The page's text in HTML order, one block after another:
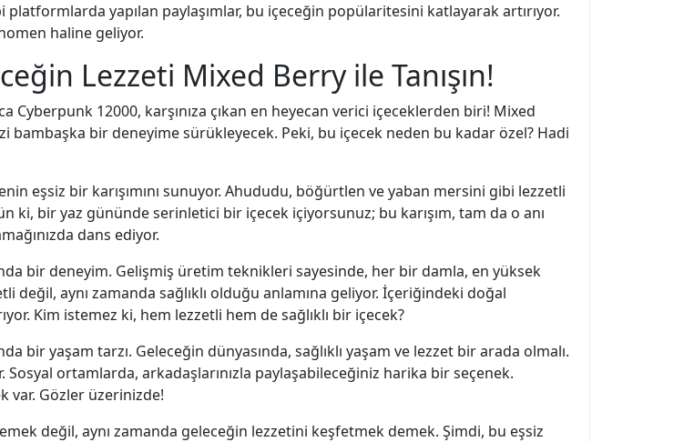
yapılan paylaşımlar, bu içeceğin popülaritesini katlayarak artırıyor.
haline geliyor.
Lezzeti Mixed Berry ile Tanışın!
Cyberpunk 12000, karşınıza çıkan en heyecan verici içeceklerden biri! Mixed
bambaşka bir deneyime sürükleyecek. Peki, bu içecek neden bu kadar özel? Hadi
eşsiz bir karışımını sunuyor. Ahududu, böğürtlen ve yaban mersini gibi lezzetli
bir yaz gününde serinletici bir içecek içiyorsunuz; bu karışım, tam da o anı
dans ediyor.
bir deneyim. Gelişmiş üretim teknikleri sayesinde, her bir damla, en yüksek
değil, aynı zamanda sağlıklı olduğu anlamına geliyor. İçeriğindeki doğal
Kim istemez ki, hem lezzetli hem de sağlıklı bir içecek?
bir yaşam tarzı. Geleceğin dünyasında, sağlıklı yaşam ve lezzet bir arada olmalı.
ortamlarda, arkadaşlarınızla paylaşabileceğiniz harika bir seçenek.
var. Gözler üzerinizde!
değil, aynı zamanda geleceğin lezzetini keşfetmek demek. Şimdi, bu eşsiz